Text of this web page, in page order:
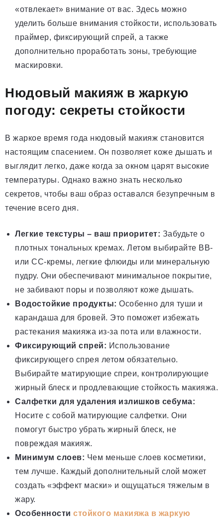
«отвлекает» внимание от вас. Здесь можно
уделить больше внимания стойкости, использовать
праймер, фиксирующий спрей, а также
дополнительно проработать зоны, требующие
маскировки.
Нюдовый макияж в жаркую
погоду: секреты стойкости
В жаркое время года нюдовый макияж становится
настоящим спасением. Он позволяет коже дышать и
выглядит легко, даже когда за окном царят высокие
температуры. Однако важно знать несколько
секретов, чтобы ваш образ оставался безупречным в
течение всего дня.
Легкие текстуры – ваш приоритет: Забудьте о
плотных тональных кремах. Летом выбирайте BB-
или CC-кремы, легкие флюиды или минеральную
пудру. Они обеспечивают минимальное покрытие,
не забивают поры и позволяют коже дышать.
Водостойкие продукты: Особенно для туши и
карандаша для бровей. Это поможет избежать
растекания макияжа из-за пота или влажности.
Фиксирующий спрей: Использование
фиксирующего спрея летом обязательно.
Выбирайте матирующие спреи, контролирующие
жирный блеск и продлевающие стойкость макияжа.
Салфетки для удаления излишков себума:
Носите с собой матирующие салфетки. Они
помогут быстро убрать жирный блеск, не
повреждая макияж.
Минимум слоев: Чем меньше слоев косметики,
тем лучше. Каждый дополнительный слой может
создать «эффект маски» и ощущаться тяжелым в
жару.
Особенности стойкого макияжа в жаркую